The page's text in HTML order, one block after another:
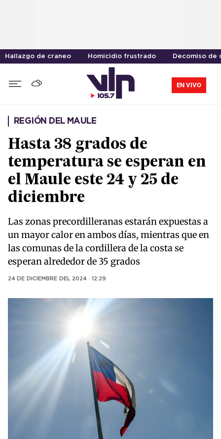
Hallazgo de craneo Homicidio frustrado Decomiso de
EN VIVO
REGIÓN DEL MAULE
Hasta 38 grados de
temperatura se esperan en
el Maule este 24 y 25 de
diciembre
Las zonas precordilleranas estarán expuestas a
un mayor calor en ambos días, mientras que en
las comunas de la cordillera de la costa se
esperan alrededor de 35 grados
24 DE DICIEMBRE DEL 2024 · 12:29